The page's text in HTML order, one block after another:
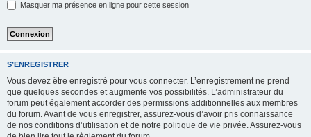
Masquer ma présence en ligne pour cette session
S’ENREGISTRER
Vous devez être enregistré pour vous connecter. L’enregistrement ne prend
que quelques secondes et augmente vos possibilités. L’administrateur du
forum peut également accorder des permissions additionnelles aux membres
du forum. Avant de vous enregistrer, assurez-vous d’avoir pris connaissance
de nos conditions d’utilisation et de notre politique de vie privée. Assurez-vous